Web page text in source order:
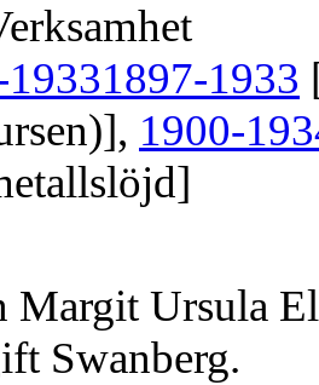
1897-1933
1900-
Margit Ursula
Swanberg.